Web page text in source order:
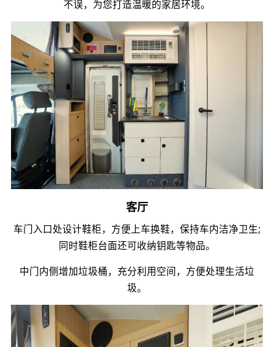
不误，为您打造温暖的家居环境。
客厅
车门入口处设计鞋柜，方便上车换鞋，保持车内洁净卫生;
同时鞋柜台面还可收纳钥匙等物品。
中门内侧增加垃圾桶，充分利用空间，方便处理生活垃
圾。